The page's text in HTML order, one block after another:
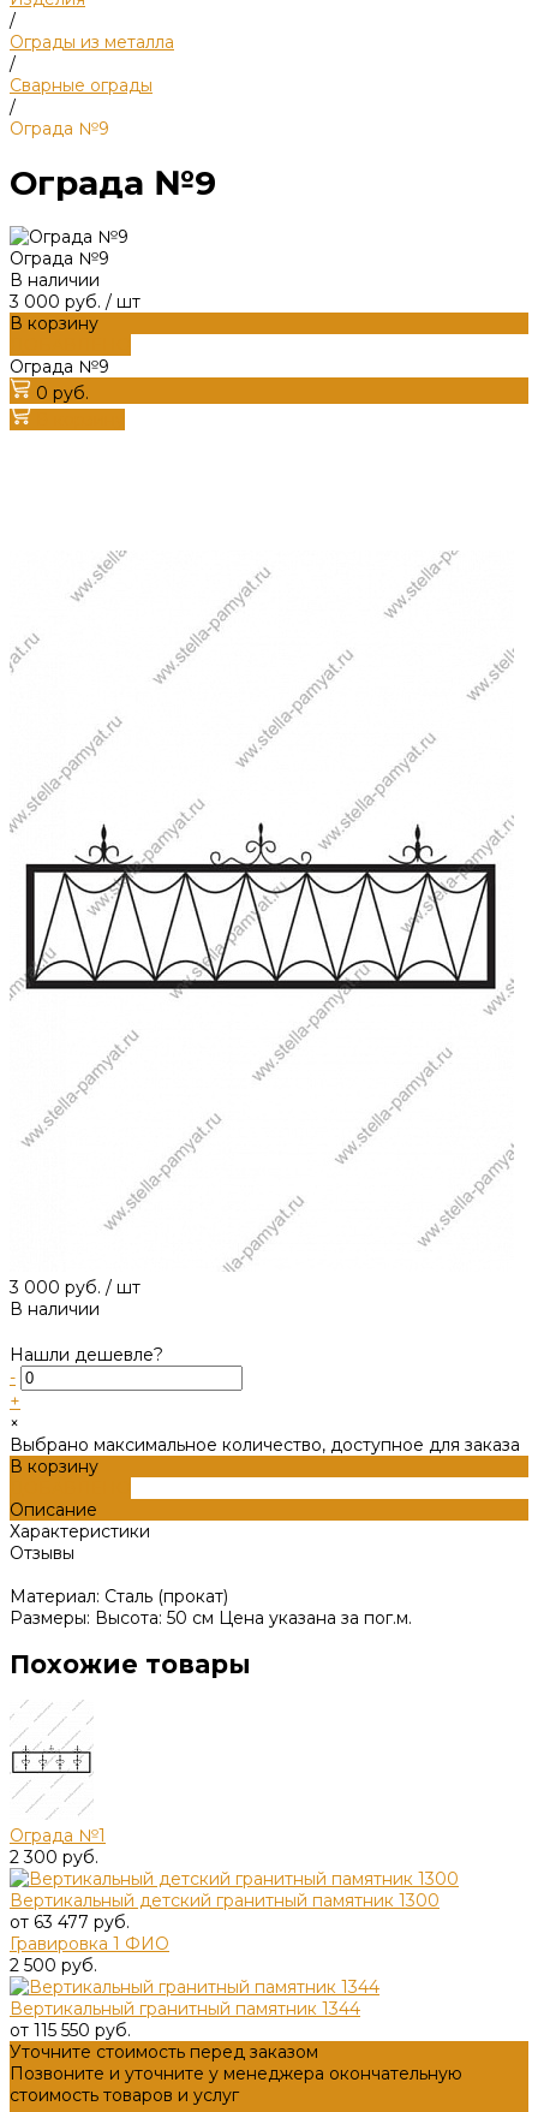
/
Ограды из металла
/
Сварные ограды
/
Ограда №9
Ограда №9
Ограда №9
В наличии
3 000 руб. / шт
В корзину
Ограда №9
0 руб.
3 000 руб. / шт
В наличии
Нашли дешевле?
-
+
×
Выбрано максимальное количество, доступное для заказа
В корзину
Описание
Характеристики
Отзывы
Материал: Сталь (прокат)
Размеры: Высота: 50 см Цена указана за пог.м.
Похожие товары
Ограда №1
2 300 руб.
Вертикальный детский гранитный памятник 1300
от 63 477 руб.
Гравировка 1 ФИО
2 500 руб.
Вертикальный гранитный памятник 1344
от 115 550 руб.
Уточните стоимость перед заказом
Позвоните и уточните у менеджера окончательную
стоимость товаров и услуг